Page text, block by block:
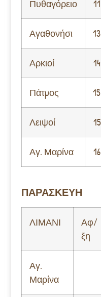
Πυθαγόρειο
Αγαθονήσι
Αρκιοί
Πάτμος
Λειψοί
Αγ. Μαρίνα
ΠΑΡΑΣΚΕΥΗ
ΛΙΜΑΝΙ
Αφ/
ξη
Αγ.
Μαρίνα